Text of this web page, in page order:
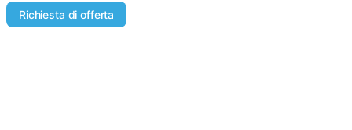
Richiesta di offerta